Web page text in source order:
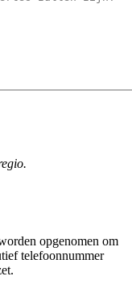
opgenomen om
telefoonnummer